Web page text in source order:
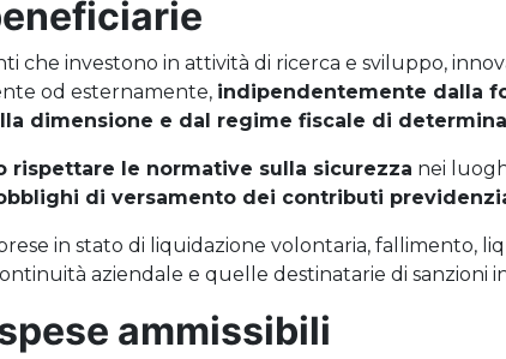
che investono in attività di ricerca e sviluppo,
od esternamente, indipendentemente dalla
dimensione e dal regime fiscale di
rispettare le normative sulla sicurezza nei
di versamento dei contributi
in stato di liquidazione volontaria, fallimento,
aziendale e quelle destinatarie di sanzioni
ammissibili